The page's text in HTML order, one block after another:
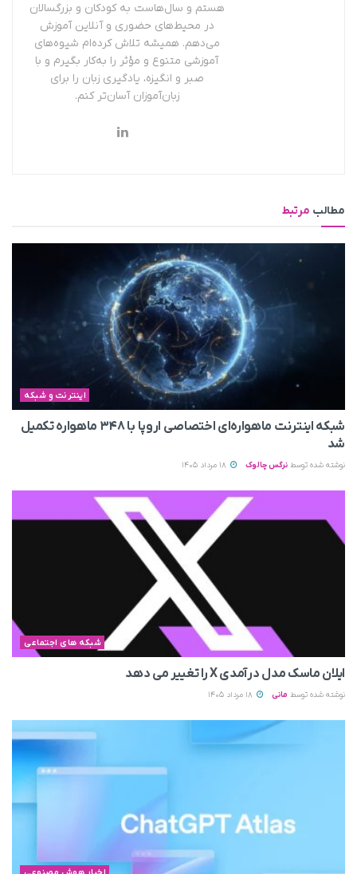
هستم و سال‌هاست به کودکان و بزرگسالان
در محیط‌های حضوری و آنلاین آموزش
می‌دهم. همیشه تلاش کرده‌ام شیوه‌های
آموزشی متنوع و مؤثر را به‌کار بگیرم و با
صبر و انگیزه، یادگیری زبان را برای
زبان‌آموزان آسان‌تر کنم.
مطالب مرتبط
اینترنت و شبکه
شبکه اینترنت ماهواره‌ای اختصاصی اروپا با ۳۴۸ ماهواره تکمیل
شد
نوشته شده توسط نرگس چالوک
شبکه های اجتماعی
ایلان ماسک مدل درآمدی X را تغییر می‌ دهد
نوشته شده توسط مانی